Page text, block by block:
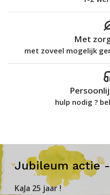
Met
met zoveel mogelijk
hulp nodig ?
Jubileum actie
KaJa 25 jaar !